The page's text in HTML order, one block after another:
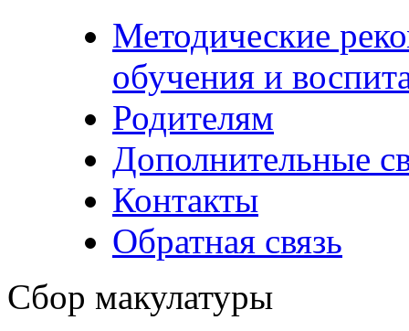
Методические
обучения и
Родителям
Дополнительные
Контакты
Обратная связь
Сбор макулатуры